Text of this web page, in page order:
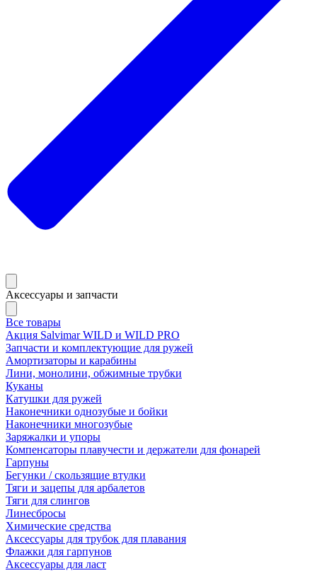
Аксессуары и запчасти
Все товары
Акция Salvimar WILD и WILD PRO
Запчасти и комплектующие для ружей
Амортизаторы и карабины
Лини, монолини, обжимные трубки
Куканы
Катушки для ружей
Наконечники однозубые и бойки
Наконечники многозубые
Заряжалки и упоры
Компенсаторы плавучести и держатели для фонарей
Гарпуны
Бегунки / скользящие втулки
Тяги и зацепы для арбалетов
Тяги для слингов
Линесбросы
Химические средства
Аксессуары для трубок для плавания
Флажки для гарпунов
Аксессуары для ласт